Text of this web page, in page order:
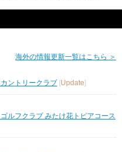
海外の情報更新一覧はこちら ＞
ントリークラブ
Update
ルフクラブ みたけ花トピアコース